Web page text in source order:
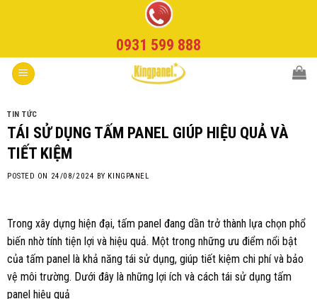
0931 599 888
TIN TỨC
TÁI SỬ DỤNG TẤM PANEL GIÚP HIỆU QUẢ VÀ
TIẾT KIỆM
POSTED ON 24/08/2024 BY KINGPANEL
Trong xây dựng hiện đại, tấm panel đang dần trở thành lựa chọn phổ
biến nhờ tính tiện lợi và hiệu quả. Một trong những ưu điểm nổi bật
của tấm panel là khả năng tái sử dụng, giúp tiết kiệm chi phí và bảo
vệ môi trường. Dưới đây là những lợi ích và cách tái sử dụng tấm
panel hiệu quả